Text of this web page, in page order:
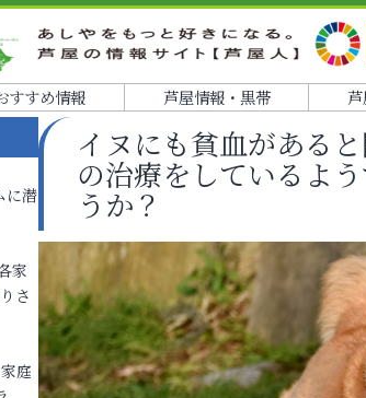
すすめ情報 芦屋情報・黒帯
イヌにも貧血がある
の治療をしているよ
うか？
に潜
家
さ
庭